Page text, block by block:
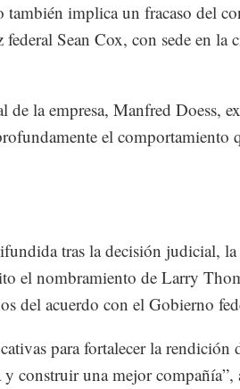
también implica un fracaso del
Sean Cox, con sede en la
de la empresa, Manfred Doess,
el comportamiento
tras la decisión judicial, la
el nombramiento de Larry
del acuerdo con el Gobierno
para fortalecer la rendición
y construir una mejor